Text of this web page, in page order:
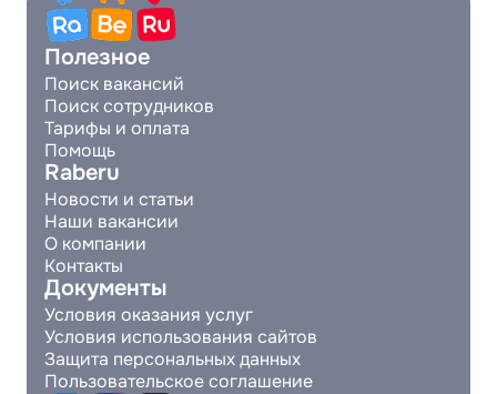
Полезное
Поиск вакансий
Поиск сотрудников
Тарифы и оплата
Помощь
Raberu
Новости и статьи
Наши вакансии
О компании
Контакты
Документы
Условия оказания услуг
Условия использования сайтов
Защита персональных данных
Пользовательское соглашение